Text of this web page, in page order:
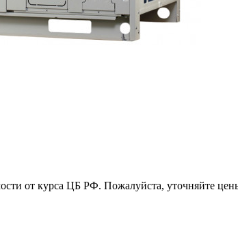
от курса ЦБ РФ. Пожалуйста, уточняйте